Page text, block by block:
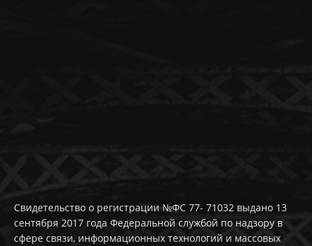
Свидетельство о регистрации №ФС 77- 71032 выдано 13
сентября 2017 года Федеральной службой по надзору в
сфере связи, информационных технологий и массовых